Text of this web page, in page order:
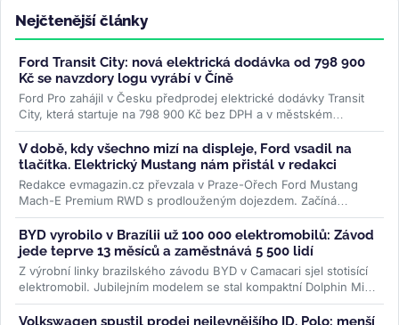
Nejčtenější články
Ford Transit City: nová elektrická dodávka od 798 900
Kč se navzdory logu vyrábí v Číně
Ford Pro zahájil v Česku předprodej elektrické dodávky Transit
City, která startuje na 798 900 Kč bez DPH a v městském
provozu ujede až 381...>>
V době, kdy všechno mizí na displeje, Ford vsadil na
tlačítka. Elektrický Mustang nám přistál v redakci
Redakce evmagazin.cz převzala v Praze-Ořech Ford Mustang
Mach-E Premium RWD s prodlouženým dojezdem. Začíná
půlroční test, ve kterém...>>
BYD vyrobilo v Brazílii už 100 000 elektromobilů: Závod
jede teprve 13 měsíců a zaměstnává 5 500 lidí
Z výrobní linky brazilského závodu BYD v Camacari sjel stotisící
elektromobil. Jubilejním modelem se stal kompaktní Dolphin Mini
a...>>